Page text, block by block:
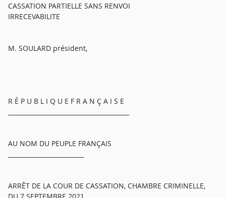
CASSATION PARTIELLE SANS RENVOI
IRRECEVABILITE
M. SOULARD président,
R É P U B L I Q U E F R A N Ç A I S E
AU NOM DU PEUPLE FRANÇAIS
ARRÊT DE LA COUR DE CASSATION, CHAMBRE CRIMINELLE,